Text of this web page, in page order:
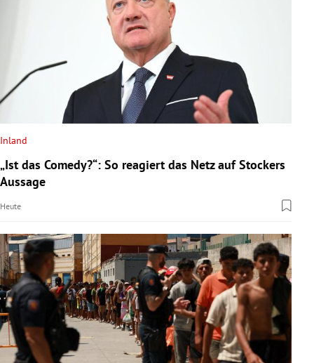
Inland
„Ist das Comedy?“: So reagiert das Netz auf Stockers
Aussage
Heute